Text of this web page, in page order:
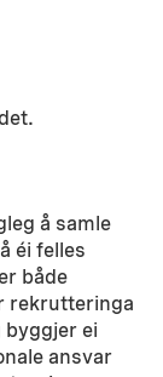
å samle
éi felles
både
rekrutteringa
ei
ansvar